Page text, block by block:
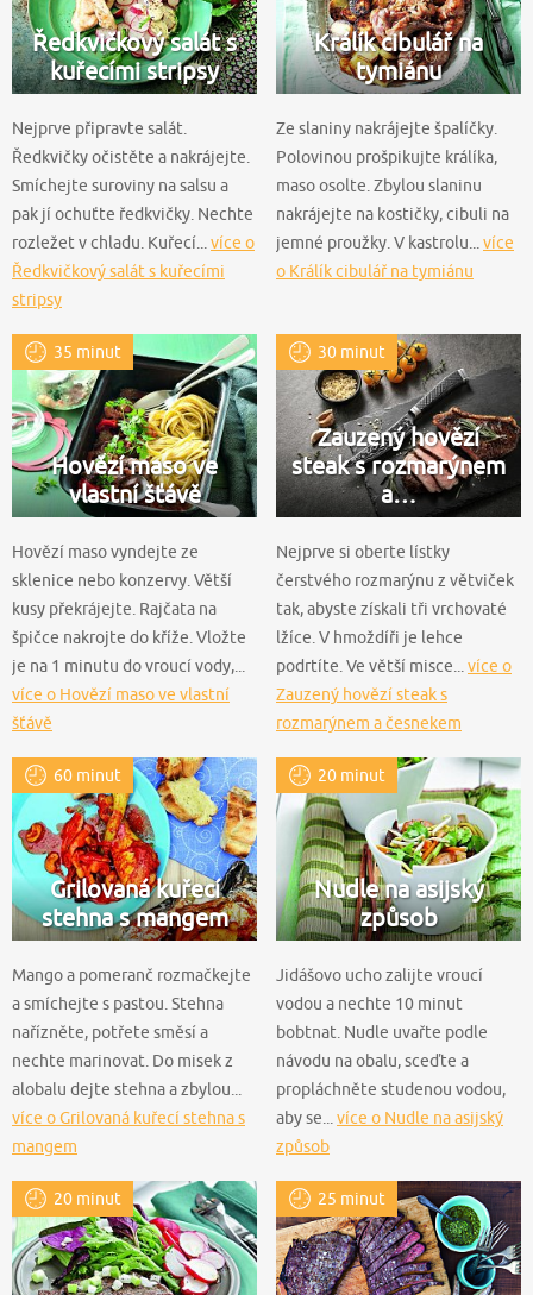
Ředkvičkový salát s
kuřecími stripsy
Nejprve připravte salát.
Ředkvičky očistěte a nakrájejte.
Smíchejte suroviny na salsu a
pak jí ochuťte ředkvičky. Nechte
rozležet v chladu. Kuřecí... více o
Ředkvičkový salát s kuřecími
stripsy
Králík cibulář na
tymiánu
Ze slaniny nakrájejte špalíčky.
Polovinou prošpikujte králíka,
maso osolte. Zbylou slaninu
nakrájejte na kostičky, cibuli na
jemné proužky. V kastrolu... více
o Králík cibulář na tymiánu
35 minut
Hovězí maso ve
vlastní šťávě
Hovězí maso vyndejte ze
sklenice nebo konzervy. Větší
kusy překrájejte. Rajčata na
špičce nakrojte do kříže. Vložte
je na 1 minutu do vroucí vody,...
více o Hovězí maso ve vlastní
šťávě
30 minut
Zauzený hovězí
steak s rozmarýnem
a…
Nejprve si oberte lístky
čerstvého rozmarýnu z větviček
tak, abyste získali tři vrchovaté
lžíce. V hmoždíři je lehce
podrtíte. Ve větší misce... více o
Zauzený hovězí steak s
rozmarýnem a česnekem
60 minut
Grilovaná kuřecí
stehna s mangem
Mango a pomeranč rozmačkejte
a smíchejte s pastou. Stehna
nařízněte, potřete směsí a
nechte marinovat. Do misek z
alobalu dejte stehna a zbylou...
více o Grilovaná kuřecí stehna s
mangem
20 minut
Nudle na asijský
způsob
Jidášovo ucho zalijte vroucí
vodou a nechte 10 minut
bobtnat. Nudle uvařte podle
návodu na obalu, sceďte a
propláchněte studenou vodou,
aby se...více o Nudle na asijský
způsob
20 minut 25 minut